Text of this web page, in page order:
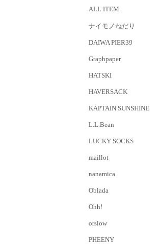
ALL ITEM
ナイモノねだり
DAIWA PIER39
Graphpaper
HATSKI
HAVERSACK
KAPTAIN SUNSHINE
L.L.Bean
LUCKY SOCKS
maillot
nanamica
Oblada
Ohh!
orslow
PHEENY